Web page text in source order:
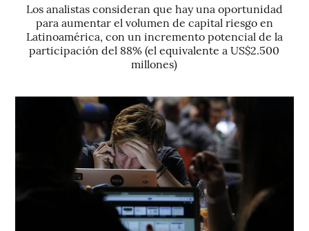
Los analistas consideran que hay una oportunidad
para aumentar el volumen de capital riesgo en
Latinoamérica, con un incremento potencial de la
participación del 88% (el equivalente a US$2.500
millones)